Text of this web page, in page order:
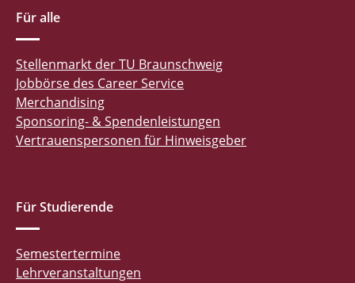
Für alle
Stellenmarkt der TU Braunschweig
Jobbörse des Career Service
Merchandising
Sponsoring- & Spendenleistungen
Vertrauenspersonen für Hinweisgeber
Für Studierende
Semestertermine
Lehrveranstaltungen